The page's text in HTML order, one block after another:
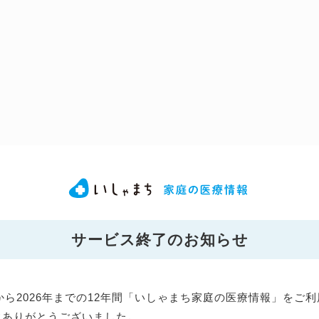
サービス終了のお知らせ
ら2026年までの12年間「いしゃまち家庭の医療情報」をご
りがとうございました。